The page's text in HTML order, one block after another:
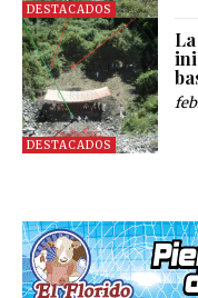
DESTACADOS
DESTACADOS